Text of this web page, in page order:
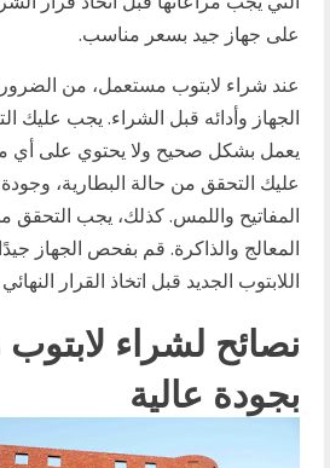
على جهاز جيد بسعر مناسب.
عند شراء لابتوب مستعمل، من
الجهاز وأدائه قبل الشراء. يجب عليك
يعمل بشكل صحيح ولا يحتوي على أي
عليك التحقق من حالة البطارية،
المفاتيح واللمس. كذلك، يجب التحقق
المعالج والذاكرة. قم بفحص الجهاز
اللابتوب الجديد قبل اتخاذ القرار
نصائح لشراء
بجودة عالية